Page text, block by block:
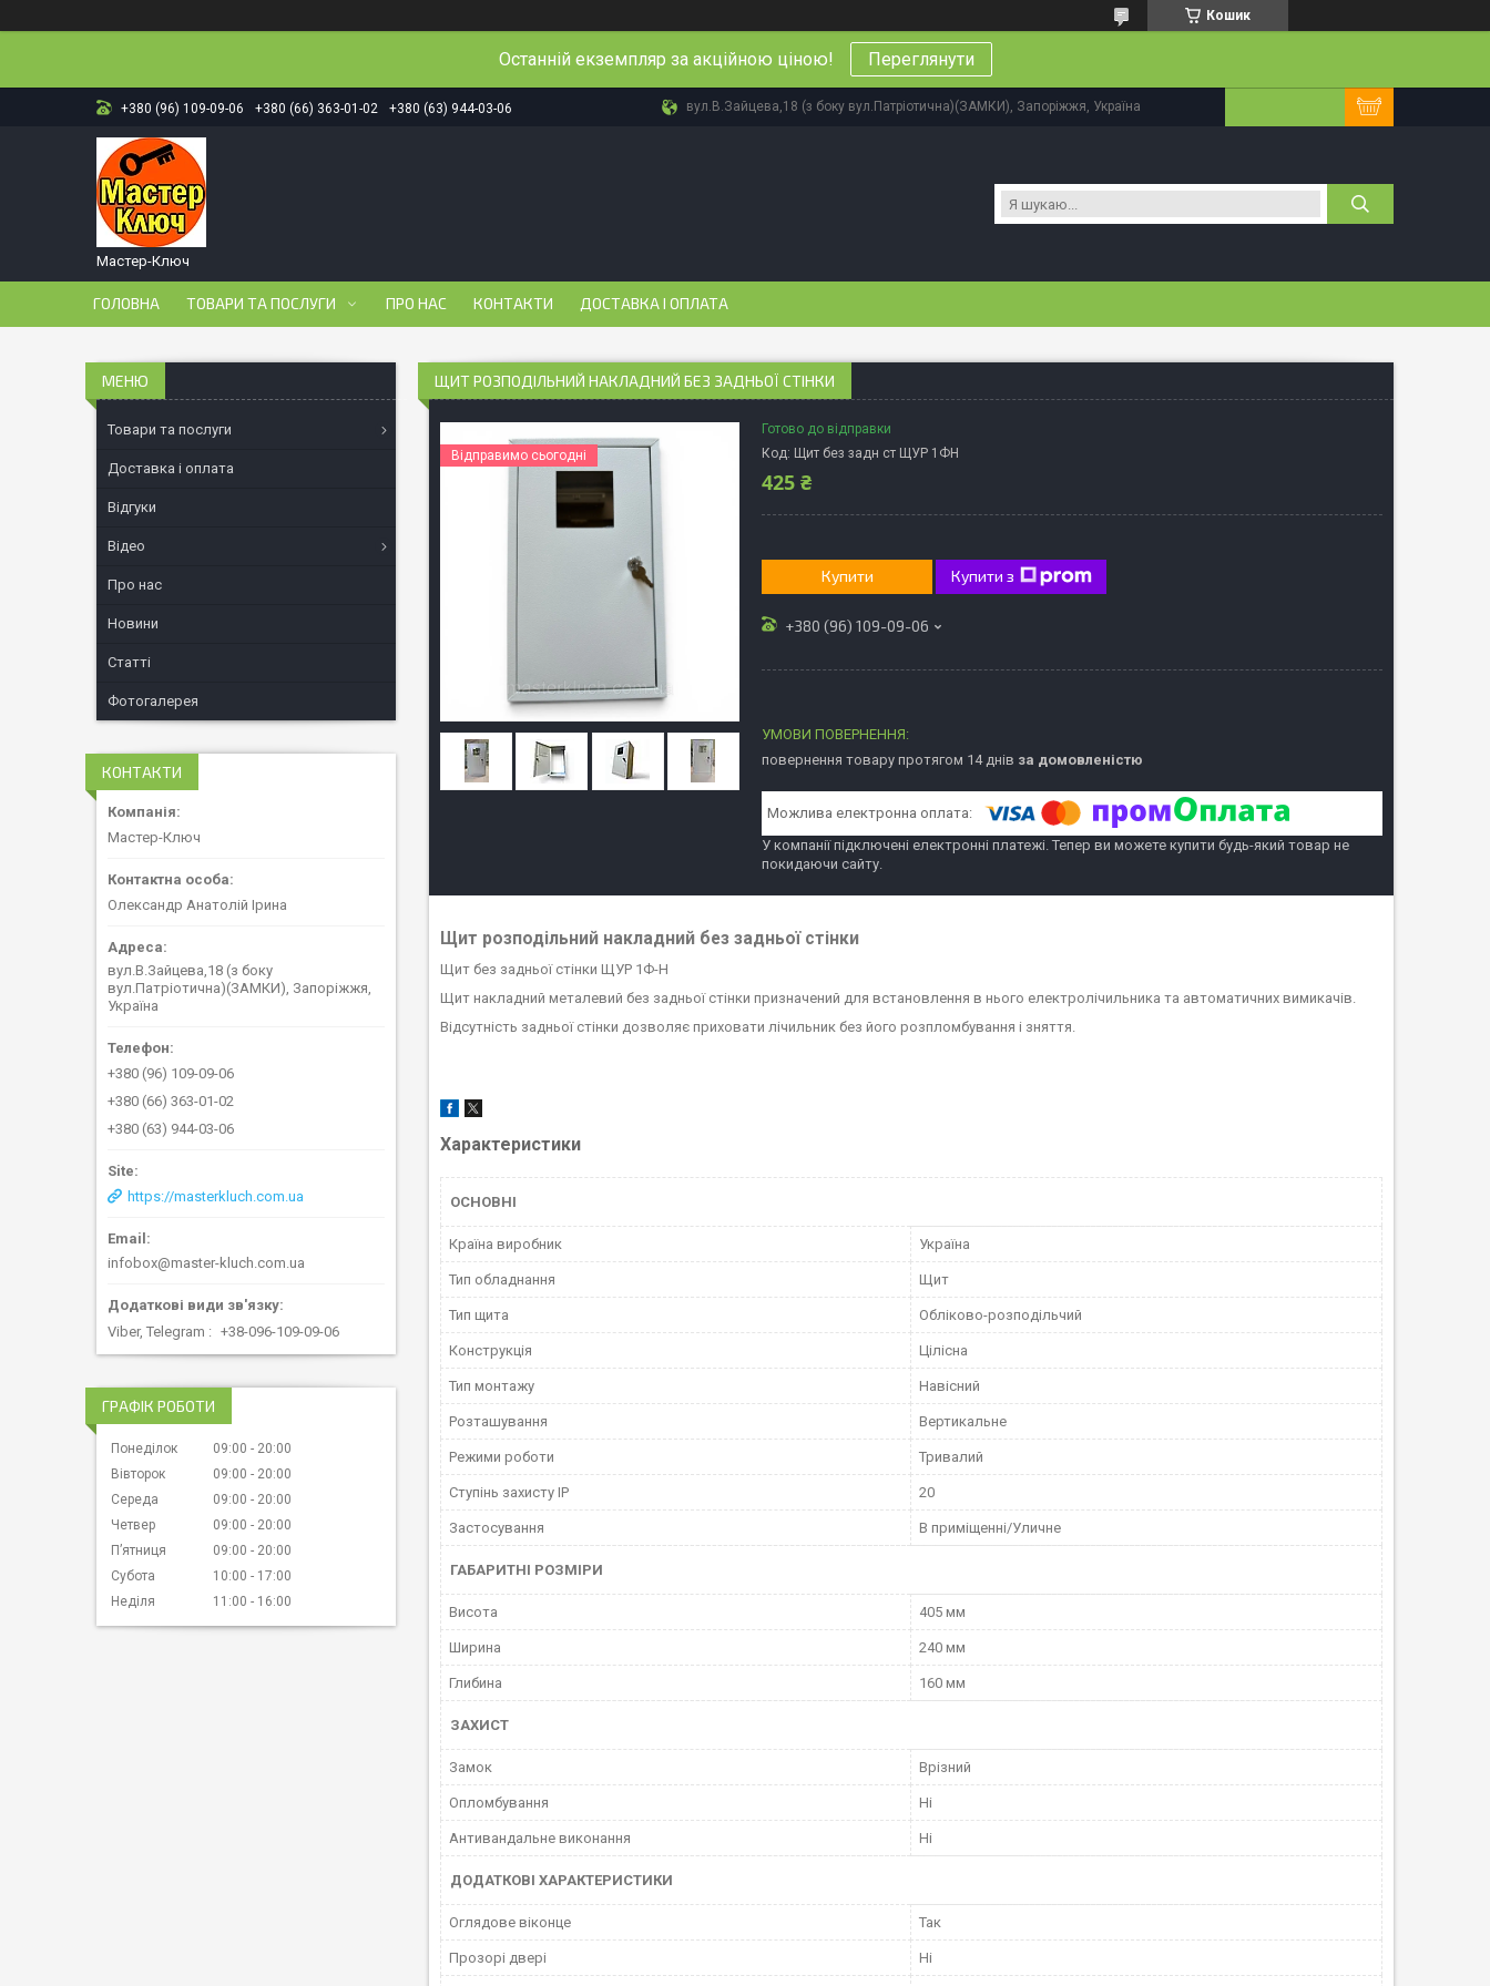
Кошик
Останній екземпляр за акційною ціною! Переглянути
+380 (96) 109-09-06 +380 (66) 363-01-02 +380 (63) 944-03-06 вул.В.Зайцева,18 (з боку вул.Патріотична)(ЗАМКИ), Запоріжжя, Україна
Мастер-Ключ
ГОЛОВНА ТОВАРИ ТА ПОСЛУГИ ПРО НАС КОНТАКТИ ДОСТАВКА І ОПЛАТА
ЩИТ РОЗПОДІЛЬНИЙ НАКЛАДНИЙ БЕЗ ЗАДНЬОЇ СТІНКИ
Відправимо сьогодні
Готово до відправки
Код: Щит без задн ст ЩУР 1ФН
425 ₴
Купити Купити з
+380 (96) 109-09-06
повернення товару протягом 14 днів за домовленістю
У компанії підключені електронні платежі. Тепер ви можете купити будь-який товар не
покидаючи сайту.
Щит розподільний накладний без задньої стінки
Щит без задньої стінки ЩУР 1Ф-Н
Щит накладний металевий без задньої стінки призначений для встановлення в нього електролічильника та автоматичних вимикачів.
Відсутність задньої стінки дозволяє приховати лічильник без його розпломбування і зняття.
Характеристики
ОСНОВНІ
Країна виробник Україна
Тип обладнання Щит
Тип щита Обліково-розподільчий
Конструкція Цілісна
Тип монтажу Навісний
Розташування Вертикальне
Режими роботи Тривалий
Ступінь захисту IP 20
Застосування В приміщенні/Уличне
ГАБАРИТНІ РОЗМІРИ
Висота 405 мм
Ширина 240 мм
Глибина 160 мм
ЗАХИСТ
Замок Врізний
Опломбування Ні
Антивандальне виконання Ні
ДОДАТКОВІ ХАРАКТЕРИСТИКИ
Оглядове віконце Так
Прозорі двері Ні
Товари та послуги
Доставка і оплата
Відгуки
Відео
Про нас
Новини
Статті
Фотогалерея
КОНТАКТИ
Мастер-Ключ
Олександр Анатолій Ірина
вул.В.Зайцева,18 (з боку
вул.Патріотична)(ЗАМКИ), Запоріжжя,
Україна
+380 (96) 109-09-06
+380 (66) 363-01-02
+380 (63) 944-03-06
https://masterkluch.com.ua
infobox@master-kluch.com.ua
Viber, Telegram +38-096-109-09-06
ГРАФІК РОБОТИ
Понеділок 09:00
20:00
Вівторок
09:00
20:00
Середа
09:00
20:00
Четвер
09:00
20:00
Пʼятниця
09:00
20:00
Субота
10:00
17:00
Неділя
11:00 16:00